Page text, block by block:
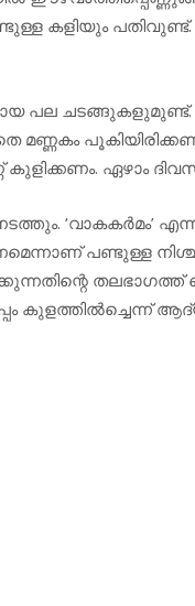
കളിയും പതിവുണ്ട്.
പല ചടങ്ങുകളുമുണ്ട്.
ഏഴാം
‘വാകകര്‍മം’
പണ്ടുള്ള
തലഭാഗത്ത്
കുളത്തില്‍ച്ചെന്ന്